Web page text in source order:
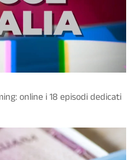
online i 18 episodi dedicati